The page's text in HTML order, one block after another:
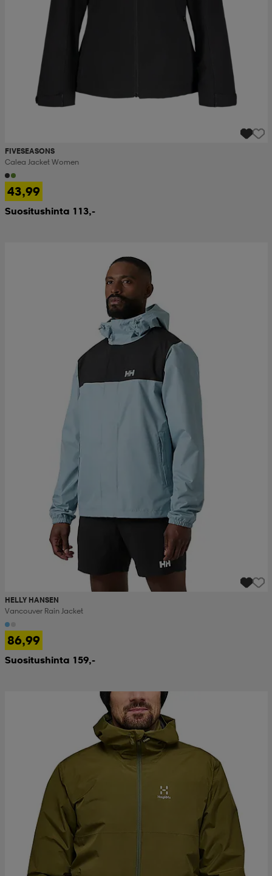
FIVESEASONS
Calea Jacket Women
43,99
Suositushinta 113,-
HELLY HANSEN
Vancouver Rain Jacket
86,99
Suositushinta 159,-